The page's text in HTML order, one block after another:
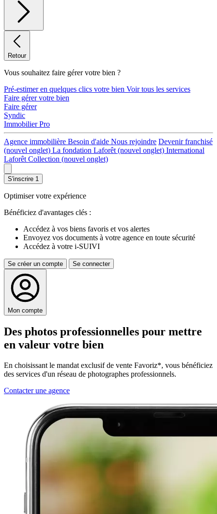
Retour
Vous souhaitez faire gérer votre bien ?
Pré-estimer en quelques clics votre bien Voir tous les services
Faire gérer votre bien
Faire gérer
Syndic
Immobilier Pro
Agence immobilière Besoin d'aide Nous rejoindre Devenir franchisé
(nouvel onglet) La fondation Laforêt (nouvel onglet) International
Laforêt Collection (nouvel onglet)
S'inscrire 1
Optimiser votre expérience
Bénéficiez d'avantages clés :
Accédez à vos biens favoris et vos alertes
Envoyez vos documents à votre agence en toute sécurité
Accédez à votre i-SUIVI
Se créer un compte Se connecter
Mon compte
Des photos professionnelles pour mettre
en valeur votre bien
En choisissant le mandat exclusif de vente Favoriz*, vous bénéficiez
des services d'un réseau de photographes professionnels.
Contacter une agence